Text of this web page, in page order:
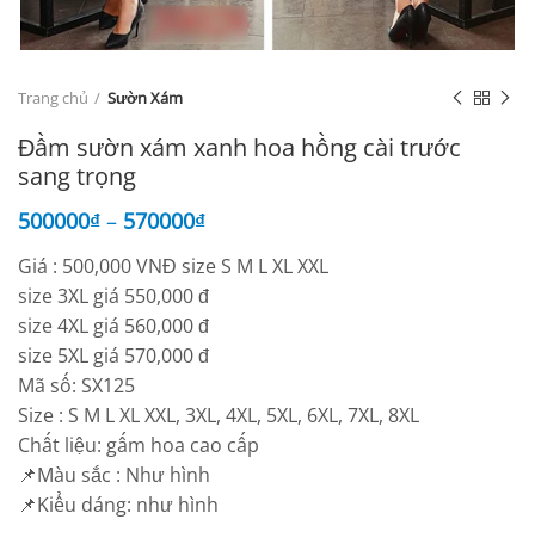
Trang chủ Sườn Xám
Đầm sườn xám xanh hoa hồng cài trước
sang trọng
500000₫ – 570000₫
Giá : 500,000 VNĐ size S M L XL XXL
size 3XL giá 550,000 đ
size 4XL giá 560,000 đ
size 5XL giá 570,000 đ
Mã số: SX125
Size : S M L XL XXL, 3XL, 4XL, 5XL, 6XL, 7XL, 8XL
Chất liệu: gấm hoa cao cấp
📌Màu sắc : Như hình
📌Kiểu dáng: như hình